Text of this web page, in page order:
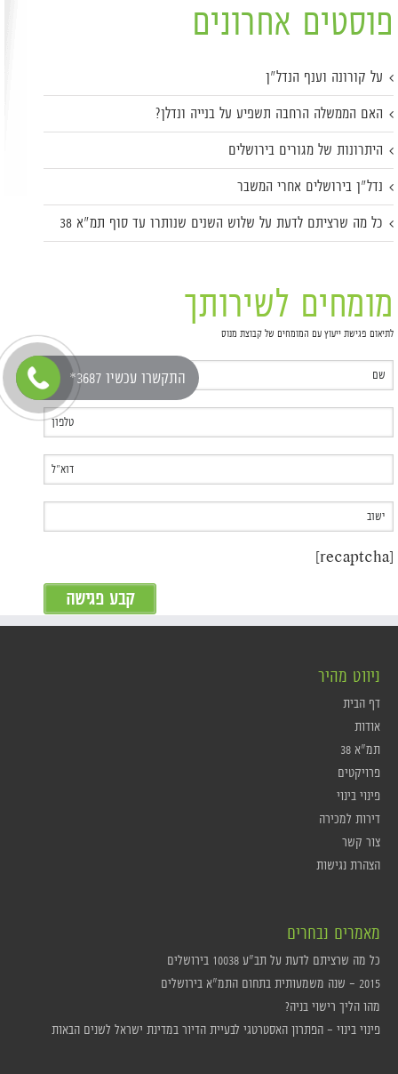
פוסטים אחרונים
על קורונה וענף הנדל"ן
האם הממשלה הרחבה תשפיע על בנייה ונדלן?
היתרונות של מגורים בירושלים
נדל"ן בירושלים אחרי המשבר
כל מה שרציתם לדעת על שלוש השנים שנותרו עד סוף תמ"א 38
מומחים לשירותך
לתיאום פגישת ייעוץ עם המומחים של קבוצת מנוס
[recaptcha]
ניווט מהיר
דף הבית
אודות
תמ"א 38
פרויקטים
פינוי בינוי
דירות למכירה
צור קשר
הצהרת נגישות
מאמרים נבחרים
כל מה שרציתם לדעת על תב"ע 10038 בירושלים
2015 – שנה משמעותית בתחום התמ"א בירושלים
מהו הליך רישוי בניה?
פינוי בינוי – הפתרון האסטרטגי לבעיית הדיור במדינת ישראל לשנים הבאות
*התקשרו עכשיו 3687